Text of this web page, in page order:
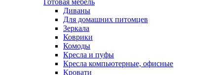
Диваны
Для домашних питомцев
Зеркала
Коврики
Комоды
Кресла и пуфы
Кресла компьютерные, офисные
Кровати